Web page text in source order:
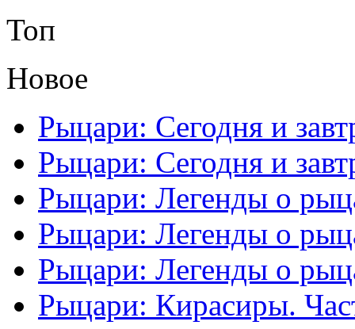
Топ
Новое
Рыцари: Сегодня и
Рыцари: Сегодня и
Рыцари: Легенды о
Рыцари: Легенды о
Рыцари: Легенды о
Рыцари: Кирасиры.